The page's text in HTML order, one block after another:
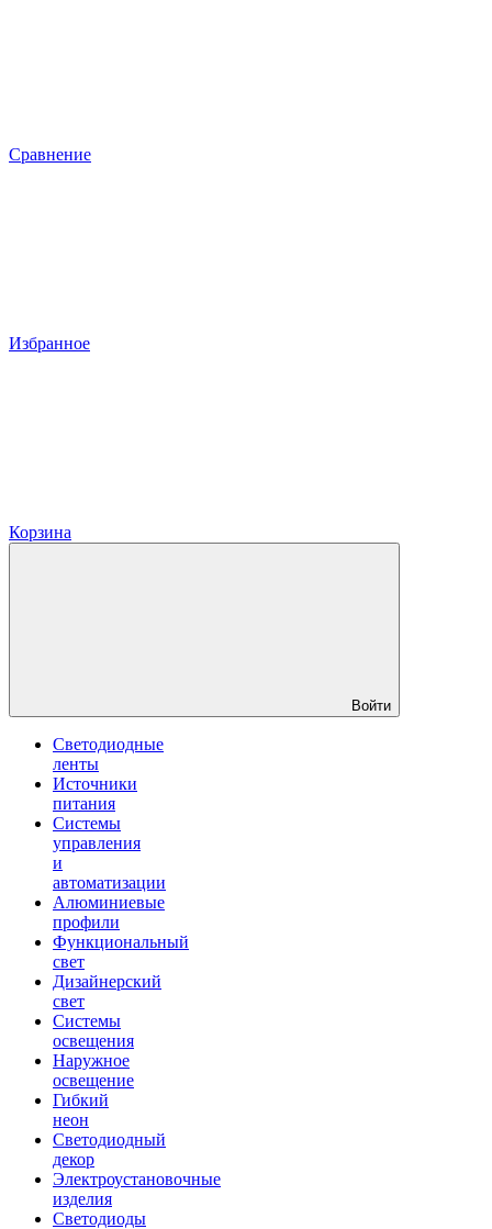
Сравнение
Избранное
Корзина
Войти
Светодиодные
ленты
Источники
питания
Системы
управления
и
автоматизации
Алюминиевые
профили
Функциональный
свет
Дизайнерский
свет
Системы
освещения
Наружное
освещение
Гибкий
неон
Светодиодный
декор
Электроустановочные
изделия
Светодиоды